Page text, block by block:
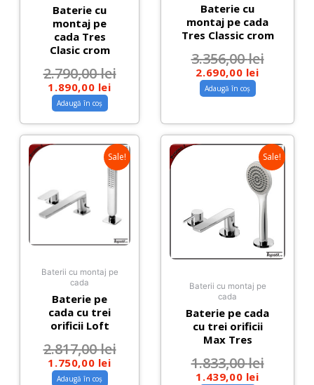
Baterie cu
montaj pe
cada Tres
Clasic crom
2.790,00lei
1.890,00 lei
Adaugă în coș
Baterie cu
montaj pe cada
Tres Classic crom
3.356,00lei
2.690,00 lei
Adaugă în coș
Sale!
Baterii cu montaj pe
cada
Baterie pe
cada cu trei
orificii Loft
2.817,00lei
1.750,00 lei
Adaugă în coș
Sale!
Baterii cu montaj pe
cada
Baterie pe cada
cu trei orificii
Max Tres
1.833,00lei
1.439,00 lei